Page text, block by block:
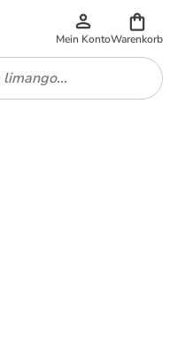
Mein KontoWarenkorb